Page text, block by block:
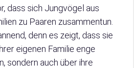
dass sich Jungvögel aus
zu Paaren zusammentun.
denn es zeigt, dass sie
eigenen Familie enge
sondern auch über ihre